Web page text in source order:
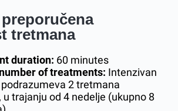
tretmana
duration: 60 minutes
of treatments: Intenzivan
2 tretmana
u trajanju od 4 nedelje (ukupno 8